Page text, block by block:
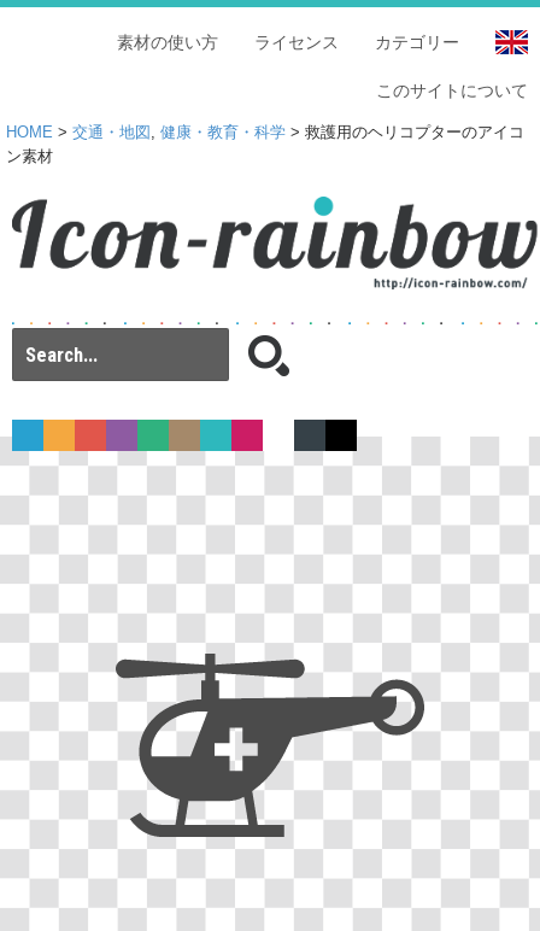
カテゴリー
ライセンス
素材の使い方
このサイトについて
HOME > 交通・地図 , 健康・教育・科学 > 救護用のヘリコプターのアイコ
ン素材